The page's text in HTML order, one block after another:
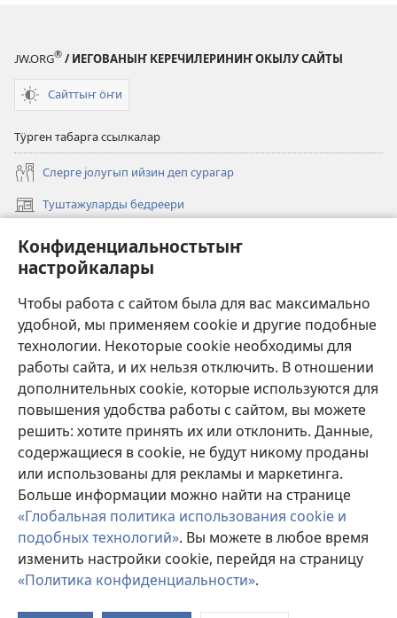
Конфиденциальностьтыҥ
настройкалары
Чтобы работа с сайтом была для вас максимально
удобной, мы применяем cookie и другие подобные
технологии. Некоторые cookie необходимы для
работы сайта, и их нельзя отключить. В отношении
дополнительных cookie, которые используются для
повышения удобства работы с сайтом, вы можете
решить: хотите принять их или отклонить. Данные,
содержащиеся в cookie, не будут никому проданы
или использованы для рекламы и маркетинга.
Больше информации можно найти на странице
«Глобальная политика использования cookie и
подобных технологий». Вы можете в любое время
изменить настройки cookie, перейдя на страницу
«Политика конфиденциальности».
JW.ORG® / ИЕГОВАНЫҤ КЕРЕЧИЛЕРИНИҤ ОКЫЛУ САЙТЫ
Сайттыҥ ӧҥи
Тӱрген табарга ссылкалар
Слерге јолугып ийзин деп сурагар
Туштажуларды бедреери
(opens
window)
Курултайларды бедреери
(opens
new
window)
Јаҥы
Видеолор
Бедрелте
Сый эдип акча берер
(opens
new
window)Каруулчы шибеениҥ ОНЛАЙН-БИБЛИОТЕКАЗЫ
(opens
new
window)JW Hub ®
(opens
new
window)
Copyright© 2026 Watch Tower Bible and Tract Society of Pennsylvania.
ТУЗАЛАНАРЫНЫҤ ЭЭЖИЛЕРИ | КОНФИДЕНЦИАЛЬНОСТЬТЫҤ
ПОЛИТИКАЗЫ | КОНФИДЕНЦИАЛЬНОСТЬТЫҤ НАСТРОЙКАЛАРЫ